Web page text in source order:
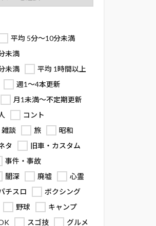
平均 5分～10分未満
未満
未満
平均 1時間以上
週1～4本更新
月1未満～不定期更新
コント
雑談
旅
昭和
タ
旧車・カスタム
事件・事故
闇深 廃墟
心霊
チスロ
ボクシング
野球
キャンプ
スゴ技 グルメ